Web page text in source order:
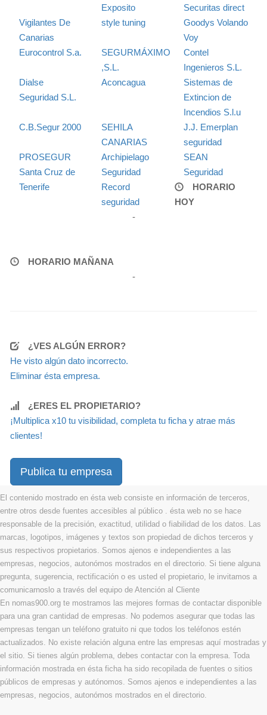
Exposito
Securitas direct
Vigilantes De
Canarias
style tuning
Goodys Volando
Voy
Eurocontrol S.a.
SEGURMÁXIMO
,S.L.
Contel
Ingenieros S.L.
Dialse
Seguridad S.L.
Aconcagua
Sistemas de
Extincion de
Incendios S.l.u
C.B.Segur 2000
SEHILA
CANARIAS
J.J. Emerplan
seguridad
PROSEGUR
Santa Cruz de
Tenerife
Archipielago
Seguridad
SEAN
Seguridad
Record
seguridad
HORARIO
HOY
-
HORARIO MAÑANA
-
¿VES ALGÚN ERROR?
He visto algún dato incorrecto.
Eliminar ésta empresa.
¿ERES EL PROPIETARIO?
¡Multiplica x10 tu visibilidad, completa tu ficha y atrae más
clientes!
Publica tu empresa
El contenido mostrado en ésta web consiste en información de terceros,
entre otros desde fuentes accesibles al público . ésta web no se hace
responsable de la precisión, exactitud, utilidad o fiabilidad de los datos. Las
marcas, logotipos, imágenes y textos son propiedad de dichos terceros y
sus respectivos propietarios. Somos ajenos e independientes a las
empresas, negocios, autonómos mostrados en el directorio. Si tiene alguna
pregunta, sugerencia, rectificación o es usted el propietario, le invitamos a
comunicarnoslo a través del equipo de Atención al Cliente
En nomas900.org te mostramos las mejores formas de contactar disponible
para una gran cantidad de empresas. No podemos asegurar que todas las
empresas tengan un teléfono gratuito ni que todos los teléfonos estén
actualizados. No existe relación alguna entre las empresas aquí mostradas y
el sitio. Si tienes algún problema, debes contactar con la empresa. Toda
información mostrada en ésta ficha ha sido recopilada de fuentes o sitios
públicos de empresas y autónomos. Somos ajenos e independientes a las
empresas, negocios, autonómos mostrados en el directorio.